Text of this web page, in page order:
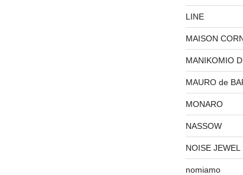
LINE
MAISON
MANIKOMIO
MAURO de
MONARO
NASSOW
NOISE JEWEL
nomiamo